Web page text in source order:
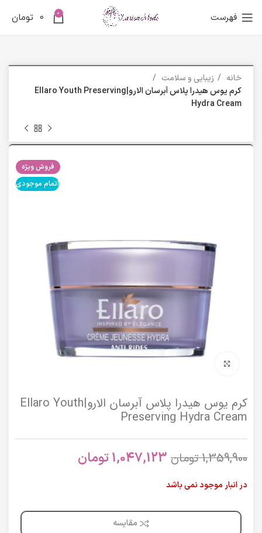
فهرست 0
0 تومان
خانه
زیبایی و سلامت
کرم یوس هیدرا پلاس آبرسان الارو|Ellaro Youth Preserving
Hydra Cream
فروش ویژه
اتمام موجودی
کرم یوس هیدرا پلاس آبرسان الارو|Ellaro Youth
Preserving Hydra Cream
1,359,900 تومان 1,047,123تومان
در انبار موجود نمی باشد
مقایسه